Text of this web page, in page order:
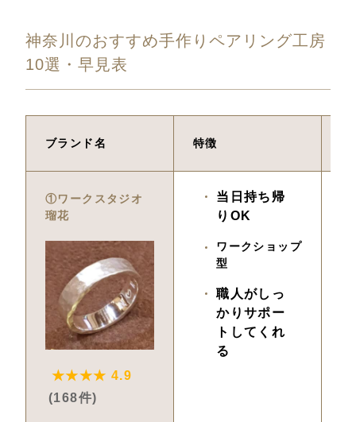
神奈川のおすすめ手作りペアリング工房
10選・早見表
ブランド名 特徴
①ワークスタジオ
瑠花
★★★★ 4.9
(168件)
当日持ち帰
りOK
ワークショップ
型
職人がしっ
かりサポー
トしてくれ
る